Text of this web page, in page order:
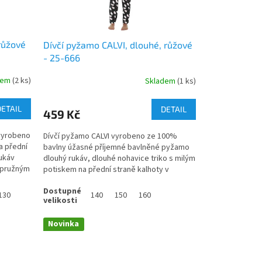
(2 ks)
přední
Dívčí pyžamo CALVI, dlouhé, růžové
- 25-666
Skladem (1 ks)
459 Kč DETAIL
Dívčí pyžamo CALVI vyrobeno ze 100%
bavlny úžasné příjemné bavlněné pyžamo
dlouhý rukáv, dlouhé nohavice triko s milým
potiskem na přední straně kalhoty v
140
150 160
Novinka